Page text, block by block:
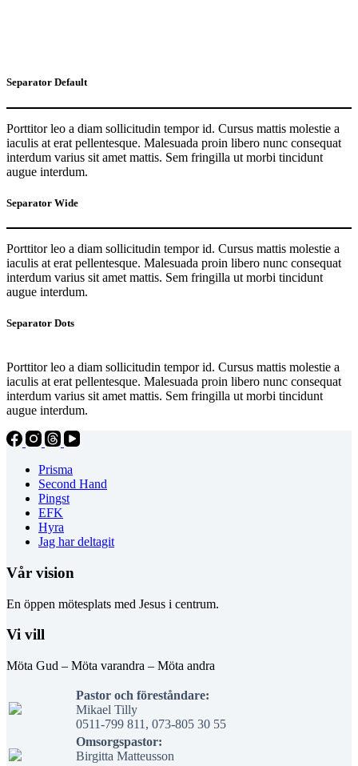
Separator Default
Porttitor leo a diam sollicitudin tempor id. Cursus mattis molestie a
iaculis at erat pellentesque. Malesuada proin libero nunc consequat
interdum varius sit amet mattis. Sem fringilla ut morbi tincidunt
augue interdum.
Separator Wide
Porttitor leo a diam sollicitudin tempor id. Cursus mattis molestie a
iaculis at erat pellentesque. Malesuada proin libero nunc consequat
interdum varius sit amet mattis. Sem fringilla ut morbi tincidunt
augue interdum.
Separator Dots
Porttitor leo a diam sollicitudin tempor id. Cursus mattis molestie a
iaculis at erat pellentesque. Malesuada proin libero nunc consequat
interdum varius sit amet mattis. Sem fringilla ut morbi tincidunt
augue interdum.
Prisma
Second Hand
Pingst
EFK
Hyra
Jag har deltagit
Vår vision
En öppen mötesplats med Jesus i centrum.
Vi vill
Möta Gud – Möta varandra – Möta andra
Pastor och föreståndare:
Mikael Tilly
0511-799 811, 073-805 30 55
Omsorgspastor:
Birgitta Matteusson